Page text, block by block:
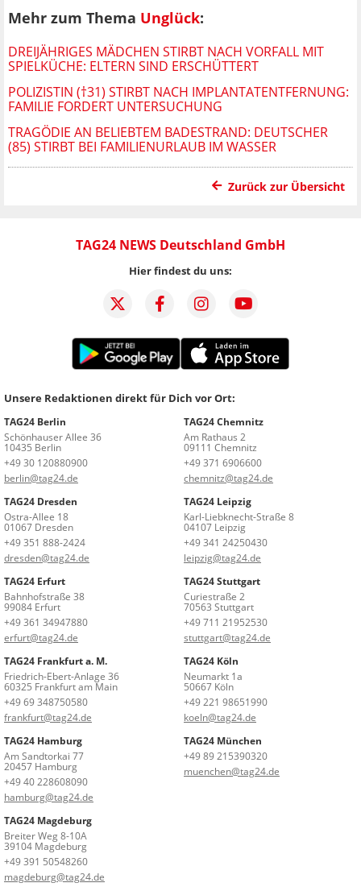
Mehr zum Thema Unglück:
DREIJÄHRIGES MÄDCHEN STIRBT NACH VORFALL MIT
SPIELKÜCHE: ELTERN SIND ERSCHÜTTERT
POLIZISTIN (†31) STIRBT NACH IMPLANTATENTFERNUNG:
FAMILIE FORDERT UNTERSUCHUNG
TRAGÖDIE AN BELIEBTEM BADESTRAND: DEUTSCHER
(85) STIRBT BEI FAMILIENURLAUB IM WASSER
Zurück zur Übersicht
TAG24 NEWS Deutschland GmbH
Hier findest du uns:
Unsere Redaktionen direkt für Dich vor Ort:
TAG24 Berlin
Schönhauser Allee 36
10435 Berlin
+49 30 120880900
berlin@tag24.de
TAG24 Chemnitz
Am Rathaus 2
09111 Chemnitz
+49 371 6906600
chemnitz@tag24.de
TAG24 Dresden
Ostra-Allee 18
01067 Dresden
+49 351 888-2424
dresden@tag24.de
TAG24 Leipzig
Karl-Liebknecht-Straße 8
04107 Leipzig
+49 341 24250430
leipzig@tag24.de
TAG24 Erfurt
Bahnhofstraße 38
99084 Erfurt
+49 361 34947880
erfurt@tag24.de
TAG24 Stuttgart
Curiestraße 2
70563 Stuttgart
+49 711 21952530
stuttgart@tag24.de
TAG24 Frankfurt a. M.
Friedrich-Ebert-Anlage 36
60325 Frankfurt am Main
+49 69 348750580
frankfurt@tag24.de
TAG24 Köln
Neumarkt 1a
50667 Köln
+49 221 98651990
koeln@tag24.de
TAG24 Hamburg
Am Sandtorkai 77
20457 Hamburg
+49 40 228608090
hamburg@tag24.de
TAG24 München
+49 89 215390320
muenchen@tag24.de
TAG24 Magdeburg
Breiter Weg 8-10A
39104 Magdeburg
+49 391 50548260
magdeburg@tag24.de